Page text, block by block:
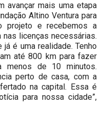
avançar mais uma etapa
Altino Ventura para
projeto e recebemos a
nas licenças necessárias.
é uma realidade. Tenho
até 800 km para fazer
menos de 10 minutos.
perto de casa, com a
na capital. Essa é
para nossa cidade”,